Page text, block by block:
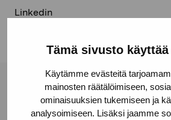
Tämä sivusto
Käytämme evästeitä
mainosten räätälöimiseen,
ominaisuuksien tukemiseen ja
analysoimiseen. Lisäksi jaamme
Linkedin
Pro Artibus